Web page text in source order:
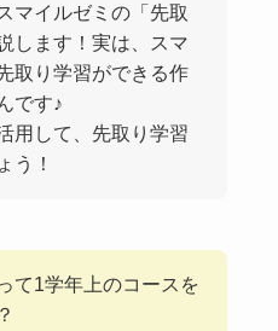
マイルゼミの「先取
します！実は、スマ
取り学習ができる作
です♪
用して、先取り学習
う！
て1学年上のコースを